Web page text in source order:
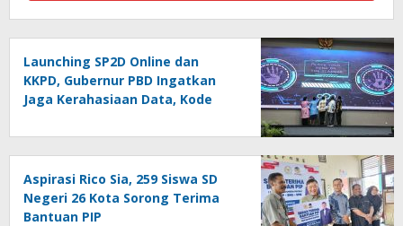
Launching SP2D Online dan
KKPD, Gubernur PBD Ingatkan
Jaga Kerahasiaan Data, Kode
Aspirasi Rico Sia, 259 Siswa SD
Negeri 26 Kota Sorong Terima
Bantuan PIP